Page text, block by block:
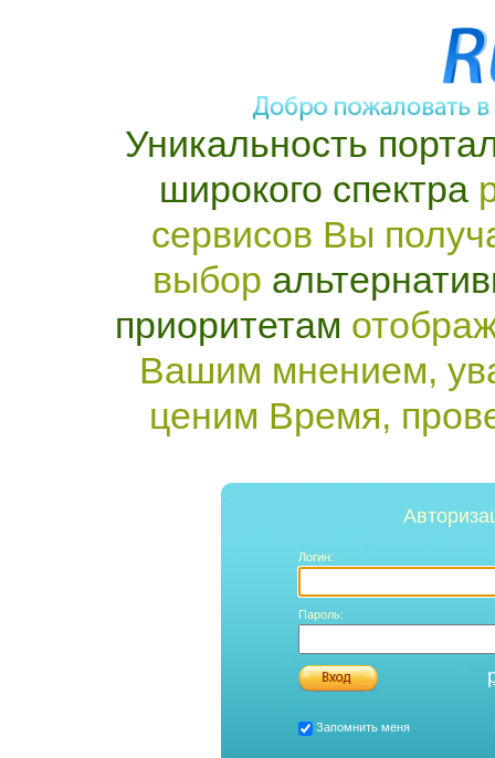
Уникальность
широкого спектра
сервисов Вы
выбор
приоритетам
Вашим мнением,
ценим Время,
Логин:
Пароль:
Запомнить меня